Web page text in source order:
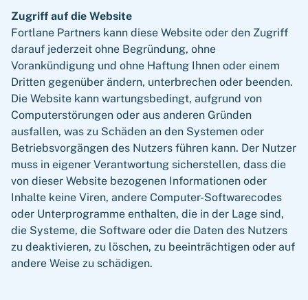
Zugriff auf die Website
Fortlane Partners kann diese Website oder den Zugriff
darauf jederzeit ohne Begründung, ohne
Vorankündigung und ohne Haftung Ihnen oder einem
Dritten gegenüber ändern, unterbrechen oder beenden.
Die Website kann wartungsbedingt, aufgrund von
Computerstörungen oder aus anderen Gründen
ausfallen, was zu Schäden an den Systemen oder
Betriebsvorgängen des Nutzers führen kann. Der Nutzer
muss in eigener Verantwortung sicherstellen, dass die
von dieser Website bezogenen Informationen oder
Inhalte keine Viren, andere Computer-Softwarecodes
oder Unterprogramme enthalten, die in der Lage sind,
die Systeme, die Software oder die Daten des Nutzers
zu deaktivieren, zu löschen, zu beeinträchtigen oder auf
andere Weise zu schädigen.